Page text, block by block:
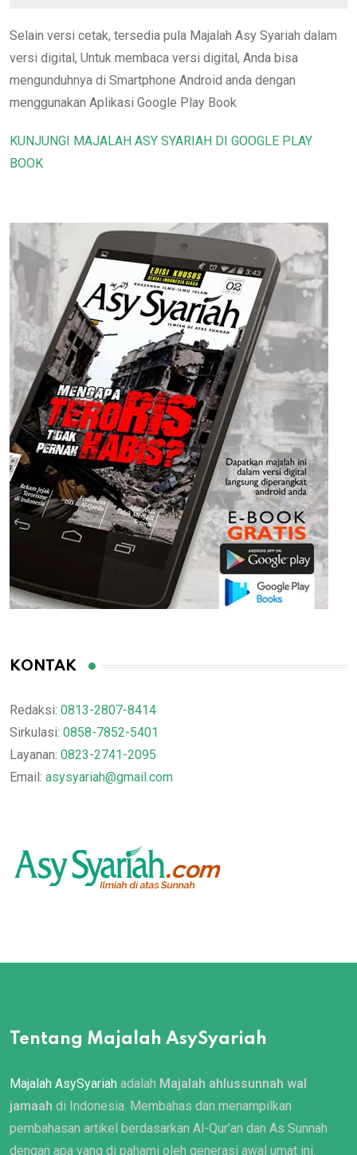
Selain versi cetak, tersedia pula Majalah Asy Syariah dalam
versi digital, Untuk membaca versi digital, Anda bisa
mengunduhnya di Smartphone Android anda dengan
menggunakan Aplikasi Google Play Book
KUNJUNGI MAJALAH ASY SYARIAH DI GOOGLE PLAY
BOOK
KONTAK
Redaksi: 0813-2807-8414
Sirkulasi: 0858-7852-5401
Layanan: 0823-2741-2095
Email: asysyariah@gmail.com
Tentang Majalah AsySyariah
Majalah AsySyariah adalah Majalah ahlussunnah wal
jamaah di Indonesia. Membahas dan menampilkan
pembahasan artikel berdasarkan Al-Qur’an dan As Sunnah
dengan apa yang di pahami oleh generasi awal umat ini.